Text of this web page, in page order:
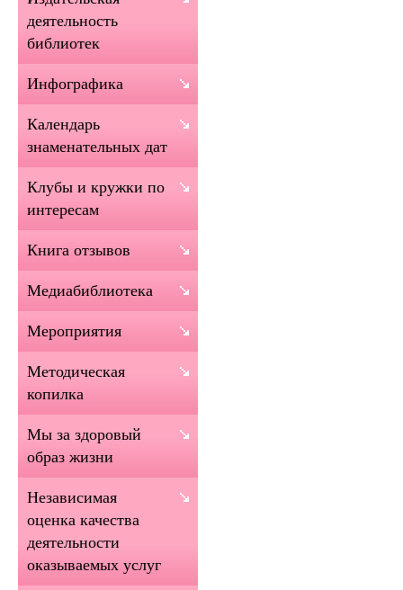
деятельность
библиотек
Инфографика
Календарь
знаменательных дат
Клубы и кружки по
интересам
Книга отзывов
Медиабиблиотека
Мероприятия
Методическая
копилка
Мы за здоровый
образ жизни
Независимая
оценка качества
деятельности
оказываемых услуг